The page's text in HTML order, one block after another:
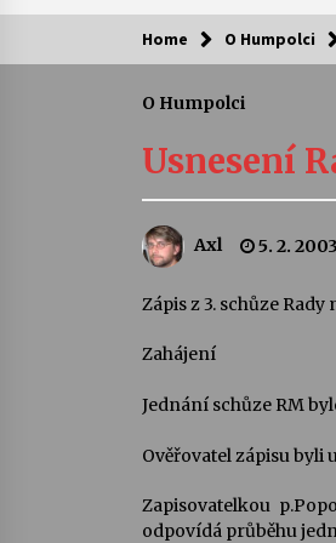
Kam za
4.
28.
22.
Za
13.
Home O Humpolci
O Humpolci
Usnesení
Axl 5. 2. 2003
Zápis z 3. schůze Rady
Zahájení
Jednání schůze RM
Ověřovatel zápisu byli
Zapisovatelkou
odpovídá průběhu